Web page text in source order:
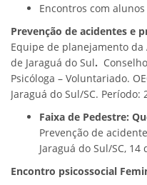
Encontros com
Prevenção de acidentes e
Equipe de planejamento
de Jaraguá do Sul.
Psicóloga – Voluntariado.
Jaraguá do Sul/SC. Período:
Faixa de Pedestre:
Prevenção de
Jaraguá do Sul/SC,
Encontro psicossocial